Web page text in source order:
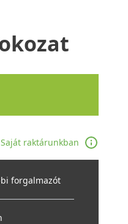
Saját raktárunkban
forgalmazót